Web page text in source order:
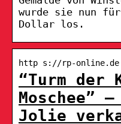
wurde sie nun
Dollar los.
http s://rp-online.de
“Turm der
Moschee”
Jolie